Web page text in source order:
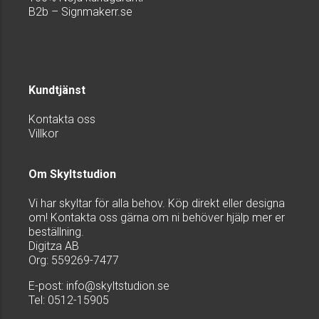
B2b – Signmakerr.se
Kundtjänst
Kontakta oss
Villkor
Om Skyltstudion
Vi har skyltar för alla behov. Köp direkt eller designa
om! Kontakta oss gärna om ni behöver hjälp mer er
beställning.
Digitza AB
Org: 559269-7477
E-post: info@skyltstudion.se
Tel: 0512-15905